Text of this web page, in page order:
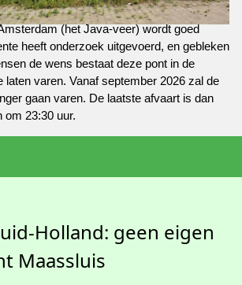
(het Java-veer) wordt goed
heeft onderzoek uitgevoerd, en gebleken
de wens bestaat deze pont in de
laten varen. Vanaf september 2026 zal de
gaan varen. De laatste afvaart is dan
om 23:30 uur.
Holland: geen eigen
Maassluis